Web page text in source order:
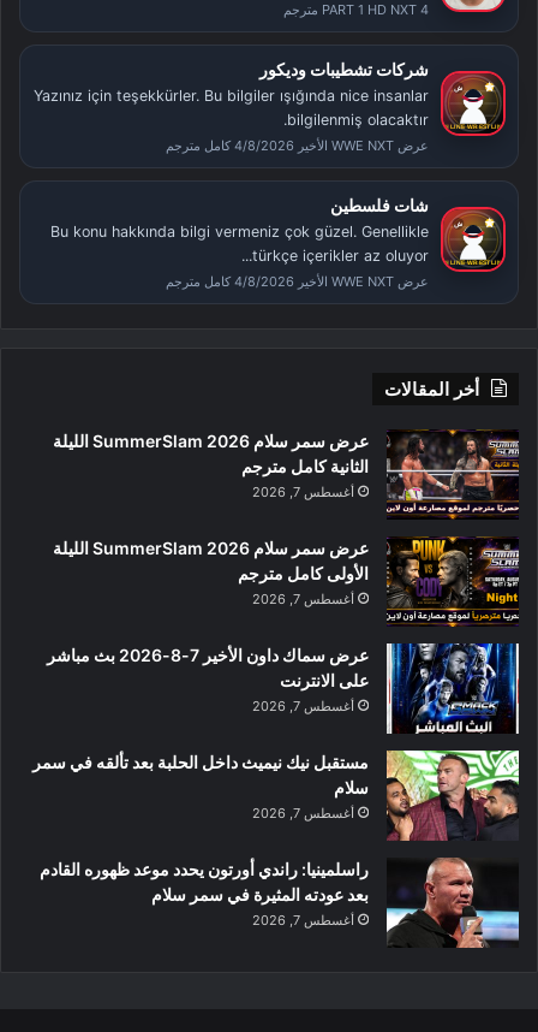
PART 1 HD NXT 4 مترجم
شركات تشطيبات وديكور
Yazınız için teşekkürler. Bu bilgiler ışığında nice insanlar
bilgilenmiş olacaktır.
عرض WWE NXT الأخير 4/8/2026 كامل مترجم
شات فلسطين
Bu konu hakkında bilgi vermeniz çok güzel. Genellikle
türkçe içerikler az oluyor...
عرض WWE NXT الأخير 4/8/2026 كامل مترجم
أخر المقالات
عرض سمر سلام SummerSlam 2026 الليلة
الثانية كامل مترجم
أغسطس 7, 2026
عرض سمر سلام SummerSlam 2026 الليلة
الأولى كامل مترجم
أغسطس 7, 2026
عرض سماك داون الأخير 7-8-2026 بث مباشر
على الانترنت
أغسطس 7, 2026
مستقبل نيك نيميث داخل الحلبة بعد تألقه في سمر
سلام
أغسطس 7, 2026
راسلمينيا: راندي أورتون يحدد موعد ظهوره القادم
بعد عودته المثيرة في سمر سلام
أغسطس 7, 2026